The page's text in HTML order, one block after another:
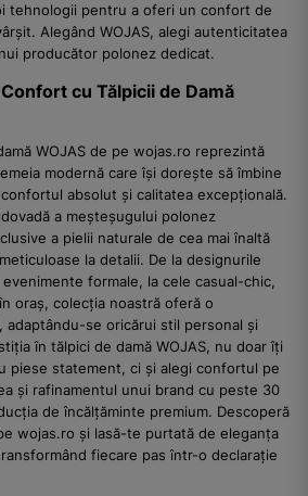
tehnologii pentru a oferi un confort de
Alegând WOJAS, alegi autenticitatea
producător polonez dedicat.
cu Tălpicii de Damă
WOJAS de pe wojas.ro reprezintă
modernă care își dorește să îmbine
absolut și calitatea excepțională.
a meșteșugului polonez
a pielii naturale de cea mai înaltă
la detalii. De la designurile
formale, la cele casual-chic,
oraș, colecția noastră oferă o
adaptându-se oricărui stil personal și
în tălpici de damă WOJAS, nu doar îți
piese statement, ci și alegi confortul pe
și rafinamentul unui brand cu peste 30
de încălțăminte premium. Descoperă
wojas.ro și lasă-te purtată de eleganța
fiecare pas într-o declarație